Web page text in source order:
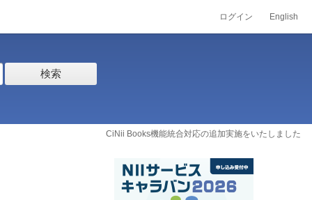
ログイン English
検索
CiNii Books機能統合対応の追加実施をいたしました